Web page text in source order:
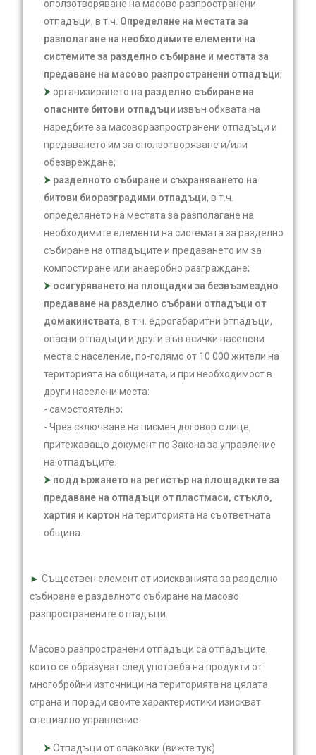
оползотворяване на масово разпространени
отпадъци, в т.ч. Определяне на местата за
разполагане на необходимите елементи на
системите за разделно събиране и местата за
предаване на масово разпространени отпадъци;
организирането на разделно събиране на
опасните битови отпадъци извън обхвата на
наредбите за масоворазпространени отпадъци и
предаването им за оползотворяване и/или
обезвреждане;
разделното събиране и съхраняването на
битови биоразградими отпадъци, в т.ч.
определянето на местата за разполагане на
необходимите елементи на системата за разделно
събиране на отпадъците и предаването им за
компостиране или анаеробно разграждане;
осигуряването на площадки за безвъзмездно
предаване на разделно събрани отпадъци от
домакинствата, в т.ч. едрогабаритни отпадъци,
опасни отпадъци и други във всички населени
места с население, по-голямо от 10 000 жители на
територията на общината, и при необходимост в
други населени места:
- самостоятелно;
- Чрез сключване на писмен договор с лице,
притежаващо документ по Закона за управление
на отпадъците.
поддържането на регистър на площадките за
предаване на отпадъци от пластмаси, стъкло,
хартия и картон на територията на съответната
община.
► Съществен елемент от изискванията за разделно
събиране е разделното събиране на масово
разпространените отпадъци.
Масово разпространени отпадъци са отпадъците,
които се образуват след употреба на продукти от
многобройни източници на територията на цялата
страна и поради своите характеристики изискват
специално управление:
Отпадъци от опаковки (вижте тук)